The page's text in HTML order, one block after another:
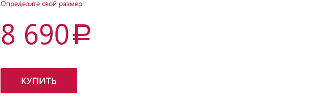
Определите свой размер
8 690
КУПИТЬ